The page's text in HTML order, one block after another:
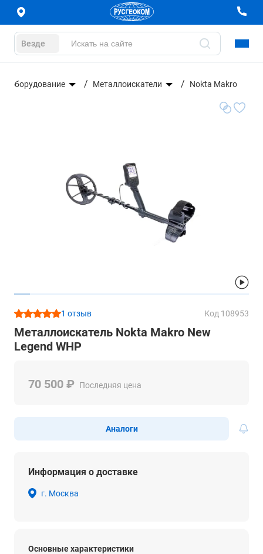
Везде
оборудование Металлоискатели Nokta Makro
1 отзыв Код 108953
Металлоискатель Nokta Makro New
Legend WHP
70 500 ₽ Последняя цена
Аналоги
Информация о доставке
г. Москва
Основные характеристики